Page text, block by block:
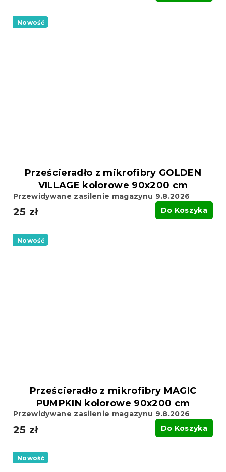
Nowość
Prześcieradło z mikrofibry GOLDEN
VILLAGE kolorowe 90x200 cm
Przewidywane zasilenie magazynu 9.8.2026
25 zł Do Koszyka
Nowość
Prześcieradło z mikrofibry MAGIC
PUMPKIN kolorowe 90x200 cm
Przewidywane zasilenie magazynu 9.8.2026
25 zł Do Koszyka
Nowość